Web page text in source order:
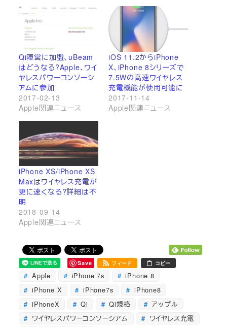
Qi陣営に加盟、uBeam
はどうなる?Apple、ワイ
ヤレスパワーコンソーシ
アムに参加
2017-02-13
Apple関連ニュース
iOS 11.2からiPhone
X、iPhone 8シリーズで
7.5Wの高速ワイヤレス
充電機能が使用可能に
2017-11-14
Apple関連ニュース
iPhone XS/iPhone XS
Maxはワイヤレス充電が
更に速くなる?詳細は不
明
2018-09-14
Apple関連ニュース
Save フィード コピー
Apple iPhone 7s
iPhone 8
iPhone X
iPhone7s
iPhone8
iPhoneX
Qi Qi規格
アップル
ワイヤレスパワーコンソーシアム
ワイヤレス充電